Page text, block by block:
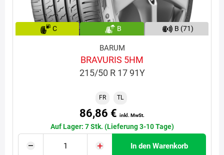
C B B (71)
BARUM
BRAVURIS 5HM
215/50 R 17 91Y
FR TL
86,86 € inkl. MwSt.
Auf Lager: 7 Stk. (Lieferung 3-10 Tage)
In den Warenkorb